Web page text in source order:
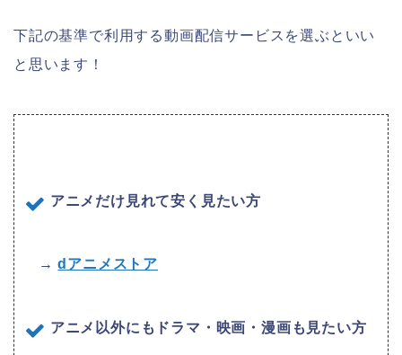
下記の基準で利用する動画配信サービスを選ぶといい
と思います！
アニメだけ見れて安く見たい方
→dアニメストア
アニメ以外にもドラマ・映画・漫画も見たい方